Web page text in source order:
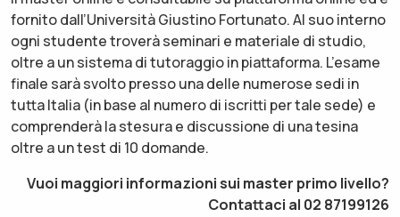
fornito dall’Università Giustino Fortunato. Al suo interno
ogni studente troverà seminari e materiale di studio,
oltre a un sistema di tutoraggio in piattaforma. L’esame
finale sarà svolto presso una delle numerose sedi in
tutta Italia (in base al numero di iscritti per tale sede) e
comprenderà la stesura e discussione di una tesina
oltre a un test di 10 domande.
Vuoi maggiori informazioni sui master primo livello?
Contattaci al 02 87199126